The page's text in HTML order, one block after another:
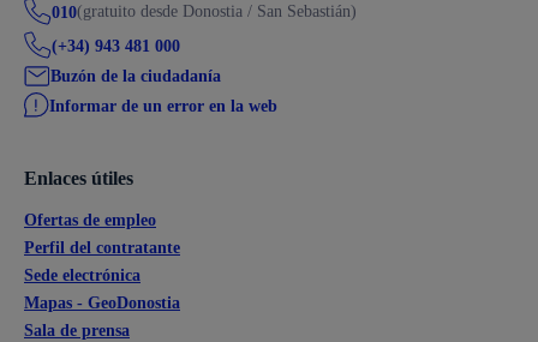
010(gratuito desde Donostia / San Sebastián)
(+34) 943 481 000
Buzón de la ciudadanía
Informar de un error en la web
Enlaces útiles
Ofertas de empleo
Perfil del contratante
Sede electrónica
Mapas - GeoDonostia
Sala de prensa